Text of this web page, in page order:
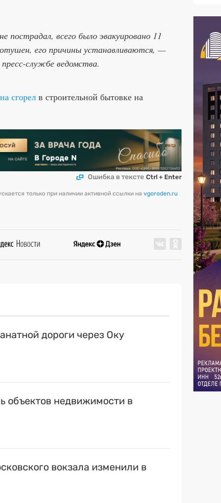
пострадал, всего было эвакуировано 11
его причины устанавливаются, —
службе ведомства.
сгорел в строительной бытовке на
Ошибка в тексте Ctrl + Enter
только при наличии активной ссылки на vgoroden.ru
дороги через Оку
объектов недвижимости в
вокзала изменили в